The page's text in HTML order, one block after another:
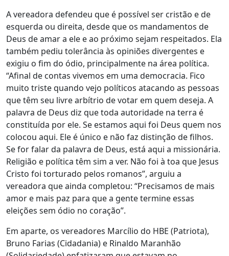
A vereadora defendeu que é possível ser cristão e de
esquerda ou direita, desde que os mandamentos de
Deus de amar a ele e ao próximo sejam respeitados. Ela
também pediu tolerância às opiniões divergentes e
exigiu o fim do ódio, principalmente na área política.
“Afinal de contas vivemos em uma democracia. Fico
muito triste quando vejo políticos atacando as pessoas
que têm seu livre arbítrio de votar em quem deseja. A
palavra de Deus diz que toda autoridade na terra é
constituída por ele. Se estamos aqui foi Deus quem nos
colocou aqui. Ele é único e não faz distinção de filhos.
Se for falar da palavra de Deus, está aqui a missionária.
Religião e política têm sim a ver. Não foi à toa que Jesus
Cristo foi torturado pelos romanos”, arguiu a
vereadora que ainda completou: “Precisamos de mais
amor e mais paz para que a gente termine essas
eleições sem ódio no coração”.
Em aparte, os vereadores Marcílio do HBE (Patriota),
Bruno Farias (Cidadania) e Rinaldo Maranhão